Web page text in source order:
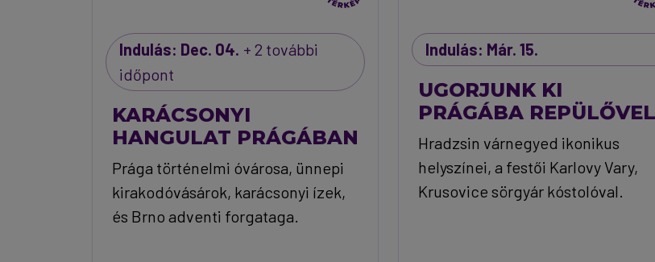
Indulás: Dec. 04. + 2 további
időpont
KARÁCSONYI
HANGULAT PRÁGÁBAN
Prága történelmi óvárosa, ünnepi
kirakodóvásárok, karácsonyi ízek,
és Brno adventi forgataga.
Indulás: Már. 15.
UGORJUNK KI
PRÁGÁBA REPÜLŐVEL
Hradzsin várnegyed ikonikus
helyszínei, a festői Karlovy Vary,
Krusovice sörgyár kóstolóval.